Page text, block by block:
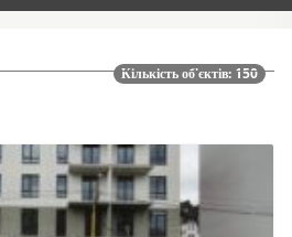
Кількість об'єктів: 150